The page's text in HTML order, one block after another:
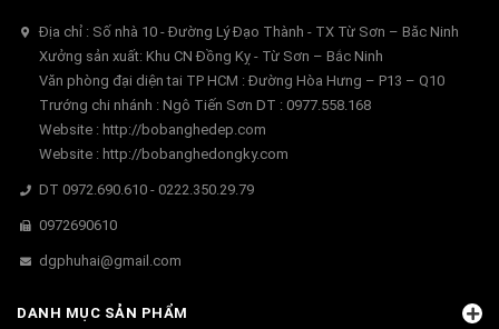
Địa chỉ : Số nhà 10 - Đường Lý Đạo Thành - TX Từ Sơn – Băc Ninh
Xưởng sản xuất: Khu CN Đồng Kỵ - Từ Sơn – Bắc Ninh
Văn phòng đại diện tai TP HCM : Đường Hòa Hưng – P13 – Q10
Trướng chi nhánh : Ngô Tiến Sơn DT : 0977.558.168
Website : http://bobanghedep.com
Website : http://bobanghedongky.com
DT 0972.690.610 - 0222.350.29.79
0972690610
dgphuhai@gmail.com
DANH MỤC SẢN PHẨM